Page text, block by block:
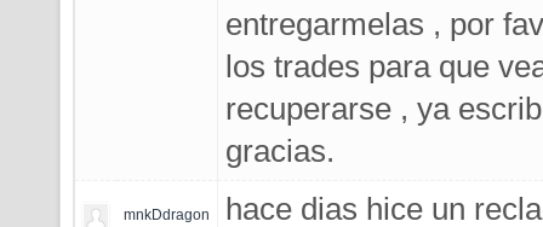
entregarmelas , por
los trades para que
recuperarse , ya
gracias.
mnkDdragon
hace dias hice un